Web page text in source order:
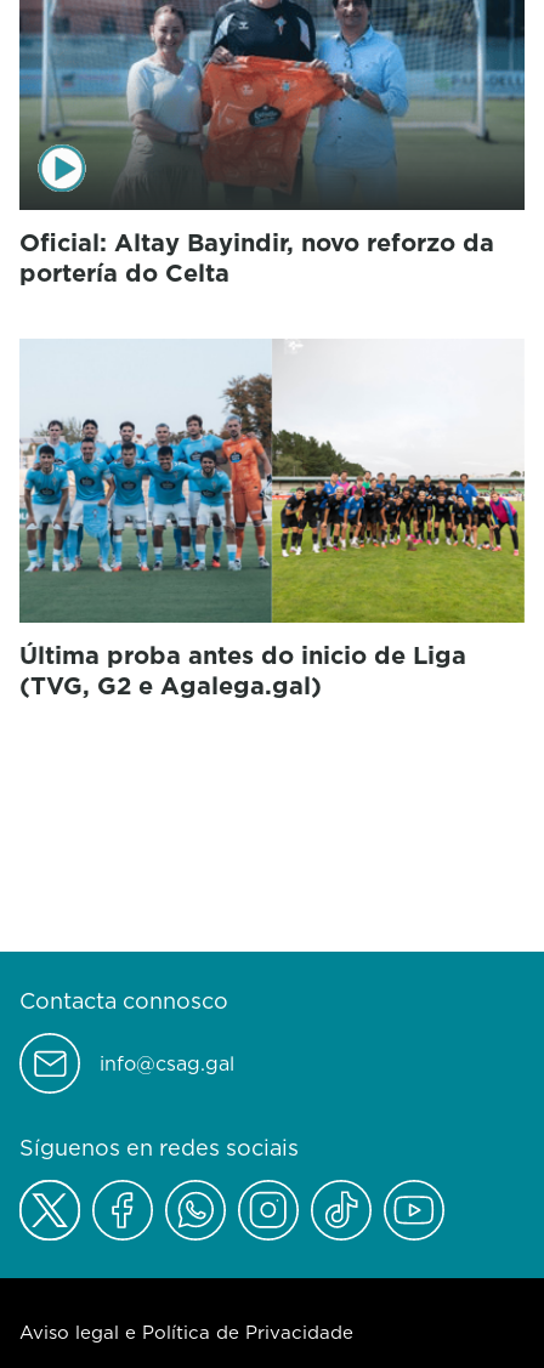
Oficial: Altay Bayindir, novo reforzo da
portería do Celta
Última proba antes do inicio de Liga
(TVG, G2 e Agalega.gal)
Contacta connosco
info@csag.gal
Síguenos en redes sociais
Aviso legal e Política de Privacidade